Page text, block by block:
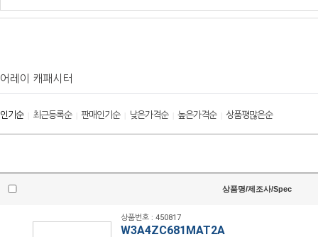
어레이 캐패시터
인기순| 최근등록순| 판매인기순| 낮은가격순| 높은가격순| 상품평많은순
상품명/제조사/Spec
상품번호 : 450817
W3A4ZC681MAT2A